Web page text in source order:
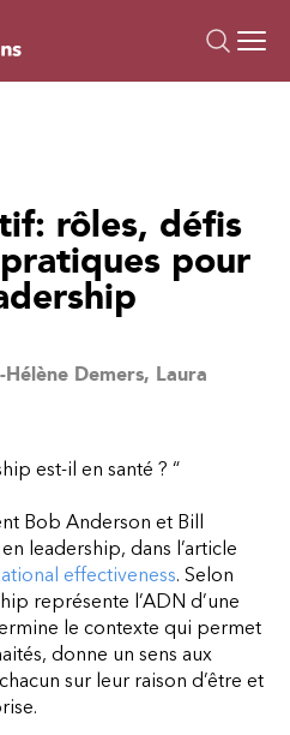
rôles, défis
pour
Hélène Demers, Laura
est-il en santé ? “
Bob Anderson et Bill
leadership, dans l’article
effectiveness. Selon
représente l’ADN d’une
le contexte qui permet
donne un sens aux
sur leur raison d’être et